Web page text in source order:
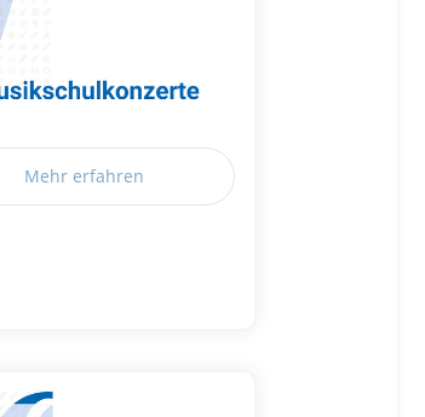
Mehr erfahren